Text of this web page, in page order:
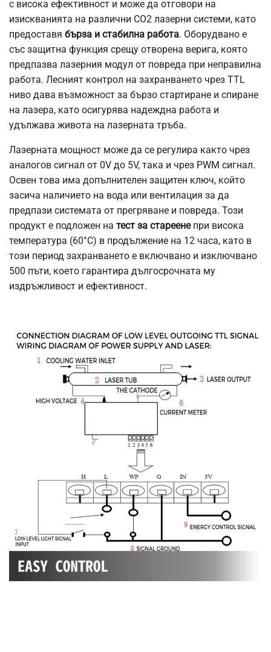
с висока ефективност и може да отговори на
изискванията на различни CO2 лазерни системи, като
предоставя бърза и стабилна работа. Оборудвано е
със защитна функция срещу отворена верига, която
предпазва лазерния модул от повреда при неправилна
работа. Лесният контрол на захранването чрез TTL
ниво дава възможност за бързо стартиране и спиране
на лазера, като осигурява надеждна работа и
удължава живота на лазерната тръба.
Лазерната мощност може да се регулира както чрез
аналогов сигнал от 0V до 5V, така и чрез PWM сигнал.
Освен това има допълнителен защитен ключ, който
засича наличието на вода или вентилация за да
предпази системата от прегряване и повреда. Този
продукт е подложен на тест за стареенепри висока
температура (60°C) в продължение на 12 часа, като в
този период захранването е включвано и изключвано
500 пъти, което гарантира дългосрочната му
издръжливост и ефективност.